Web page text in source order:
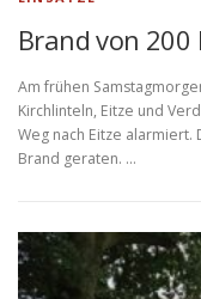
Brand von 200
Am frühen
Kirchlinteln, Eitze und
Weg nach Eitze alarmiert.
Brand geraten. …